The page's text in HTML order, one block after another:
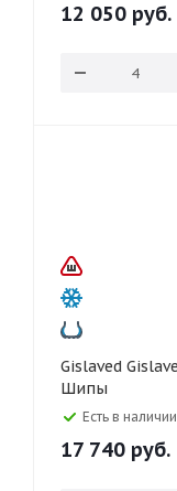
12 050 руб.
Gislaved Gislaved 235/45 R18 Nord Frost 200 98T
Шипы
Есть в
17 740 руб.